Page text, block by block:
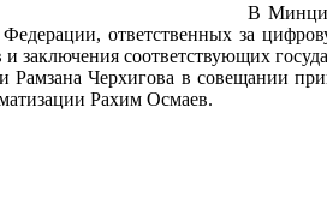
В
ответственных за
заключения соответствующих
Черхигова в совещании
Рахим Осмаев.